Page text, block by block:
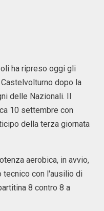
ha ripreso oggi gli
dopo la
delle Nazionali. Il
10 settembre con
della terza giornata
aerobica, in avvio,
tecnico con l'ausilio di
8 contro 8 a